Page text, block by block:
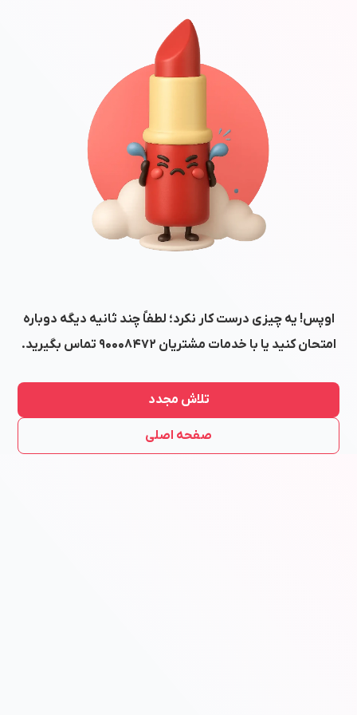
اوپس! یه چیزی درست کار نکرد؛ لطفاً چند ثانیه دیگه دوباره
امتحان کنید یا با خدمات مشتریان ۹۰۰۰۸۴۷۲ تماس بگیرید.
تلاش مجدد
صفحه اصلی